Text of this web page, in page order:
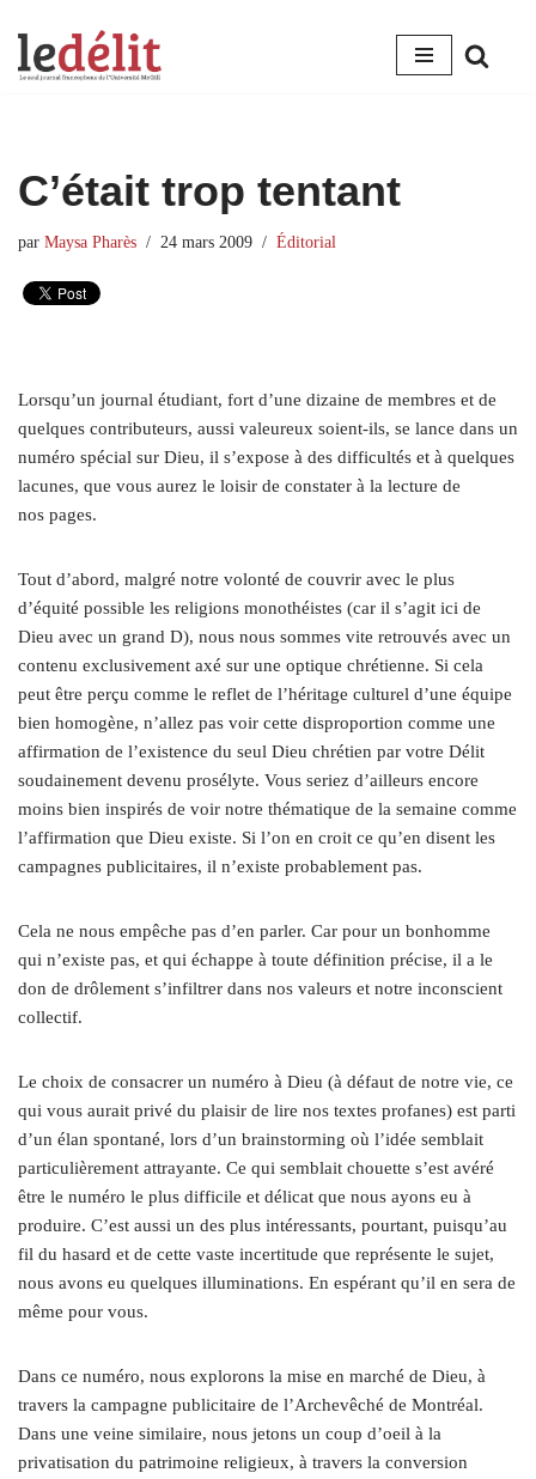
Aller
C’était trop tentant
par Maysa Pharès 24 mars 2009 Éditorial
Lorsqu’un journal étudiant, fort d’une dizaine de membres et de
quelques contributeurs, aussi valeureux soient-ils, se lance dans un
numéro spécial sur Dieu, il s’expose à des difficultés et à quelques
lacunes, que vous aurez le loisir de constater à la lecture de
nos pages.
Tout d’abord, malgré notre volonté de couvrir avec le plus
d’équité possible les religions monothéistes (car il s’agit ici de
Dieu avec un grand D), nous nous sommes vite retrouvés avec un
contenu exclusivement axé sur une optique chrétienne. Si cela
peut être perçu comme le reflet de l’héritage culturel d’une équipe
bien homogène, n’allez pas voir cette disproportion comme une
affirmation de l’existence du seul Dieu chrétien par votre Délit
soudainement devenu prosélyte. Vous seriez d’ailleurs encore
moins bien inspirés de voir notre thématique de la semaine comme
l’affirmation que Dieu existe. Si l’on en croit ce qu’en disent les
campagnes publicitaires, il n’existe probablement pas.
Cela ne nous empêche pas d’en parler. Car pour un bonhomme
qui n’existe pas, et qui échappe à toute définition précise, il a le
don de drôlement s’infiltrer dans nos valeurs et notre inconscient
collectif.
Le choix de consacrer un numéro à Dieu (à défaut de notre vie, ce
qui vous aurait privé du plaisir de lire nos textes profanes) est parti
d’un élan spontané, lors d’un brainstorming où l’idée semblait
particulièrement attrayante. Ce qui semblait chouette s’est avéré
être le numéro le plus difficile et délicat que nous ayons eu à
produire. C’est aussi un des plus intéressants, pourtant, puisqu’au
fil du hasard et de cette vaste incertitude que représente le sujet,
nous avons eu quelques illuminations. En espérant qu’il en sera de
même pour vous.
Dans ce numéro, nous explorons la mise en marché de Dieu, à
travers la campagne publicitaire de l’Archevêché de Montréal.
Dans une veine similaire, nous jetons un coup d’oeil à la
privatisation du patrimoine religieux, à travers la conversion